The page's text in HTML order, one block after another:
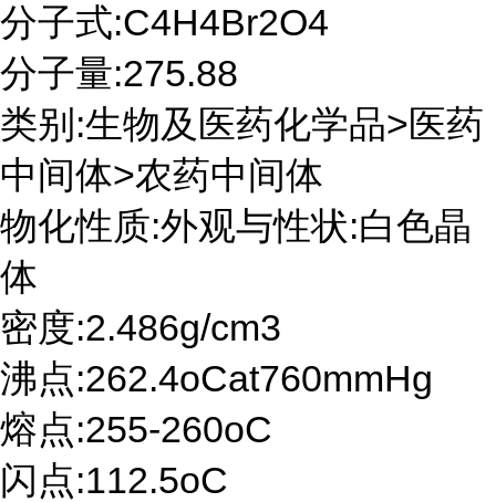
分子式:C4H4Br2O4
分子量:275.88
类别:生物及医药化学品>医药
中间体>农药中间体
物化性质:外观与性状:白色晶
体
密度:2.486g/cm3
沸点:262.4oCat760mmHg
熔点:255-260oC
闪点:112.5oC